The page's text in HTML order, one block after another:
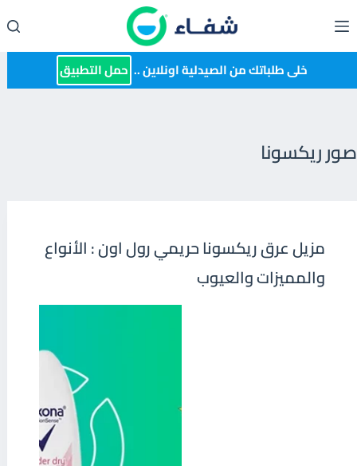
إلى
المحتوى خلى طلباتك من الصيدلية اونلاين .. حمل التطبيق
صور ريكسونا
مزيل عرق ريكسونا حريمي رول اون : الأنواع
والمميزات والعيوب